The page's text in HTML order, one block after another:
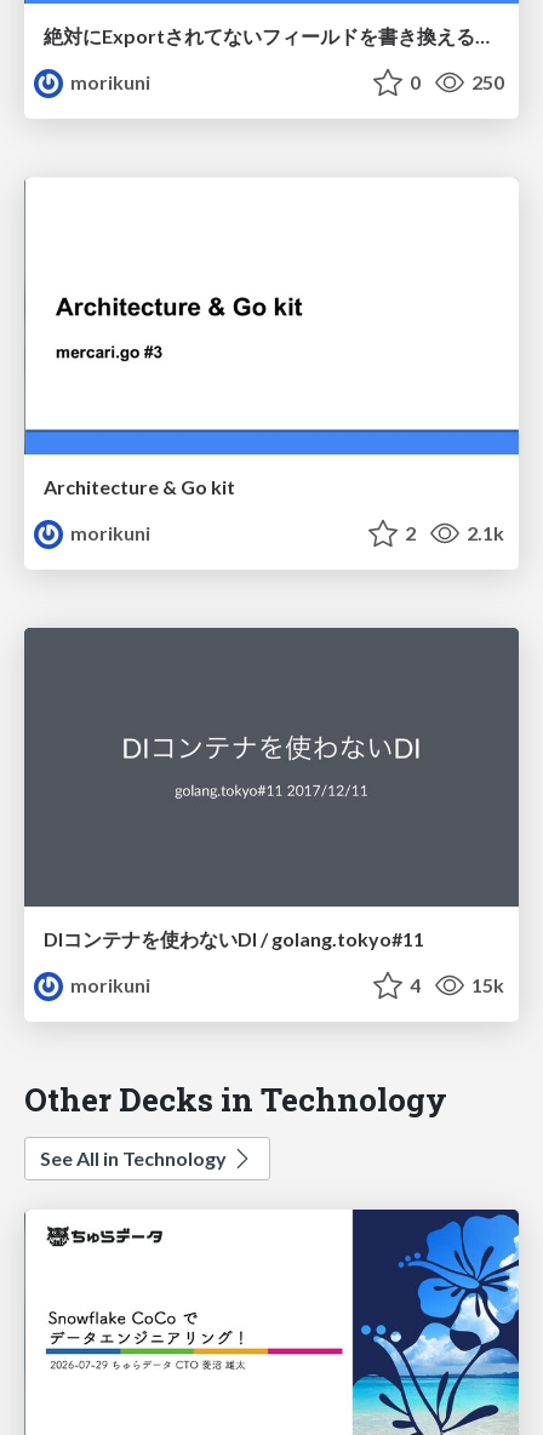
絶対にExportされてないフィールドを書き換えるなよ！絶対だぞ！絶対！ / golang.tokyo#20
morikuni
0 250
Architecture & Go kit
morikuni
2 2.1k
DIコンテナを使わないDI / golang.tokyo#11
morikuni
4 15k
Other Decks in Technology
See All in Technology